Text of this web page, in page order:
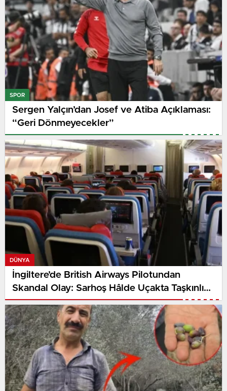
SPOR
Sergen Yalçın’dan Josef ve Atiba Açıklaması:
“Geri Dönmeyecekler”
DÜNYA
İngiltere’de British Airways Pilotundan
Skandal Olay: Sarhoş Hâlde Uçakta Taşkınlık
Çıkardı